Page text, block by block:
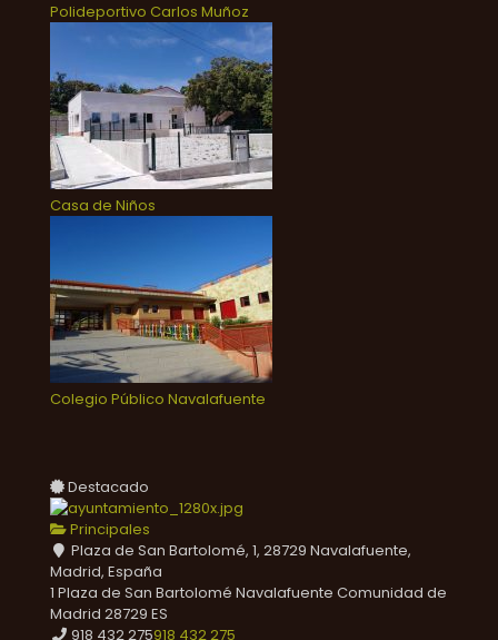
Polideportivo Carlos Muñoz
Casa de Niños
Colegio Público Navalafuente
Destacado
Principales
Plaza de San Bartolomé, 1, 28729 Navalafuente,
Madrid, España
1 Plaza de San Bartolomé Navalafuente Comunidad de
Madrid 28729 ES
918 432 275918 432 275